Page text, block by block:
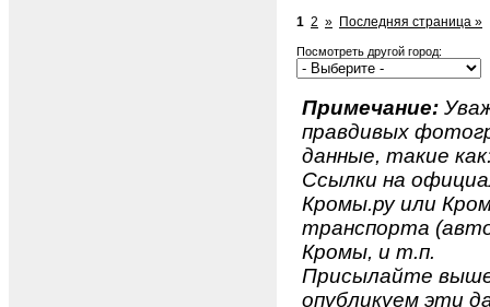
1 2 » Последняя страница »
Посмотреть другой город:
Примечание:
правдивых
данные, такие
Ссылки на
Кромы.ру или
транспорта
Кромы, и т.п.
Присылайте
опубликуем эти